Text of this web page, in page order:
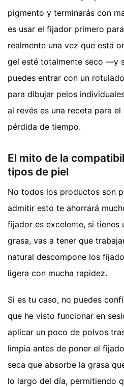
pigmento y terminarás con
es usar el fijador primero
realmente una vez que está
gel esté totalmente seco —y
puedes entrar con un
para dibujar pelos
al revés es una receta para
pérdida de tiempo.
El mito de la
tipos de piel
No todos los productos son
admitir esto te ahorrará
fijador es excelente, si tienes
grasa, vas a tener que
natural descompone los
ligera con mucha rapidez.
Si es tu caso, no puedes
que he visto funcionar en
aplicar un poco de polvos
limpia antes de poner el
seca que absorbe la grasa
lo largo del día, permitiendo